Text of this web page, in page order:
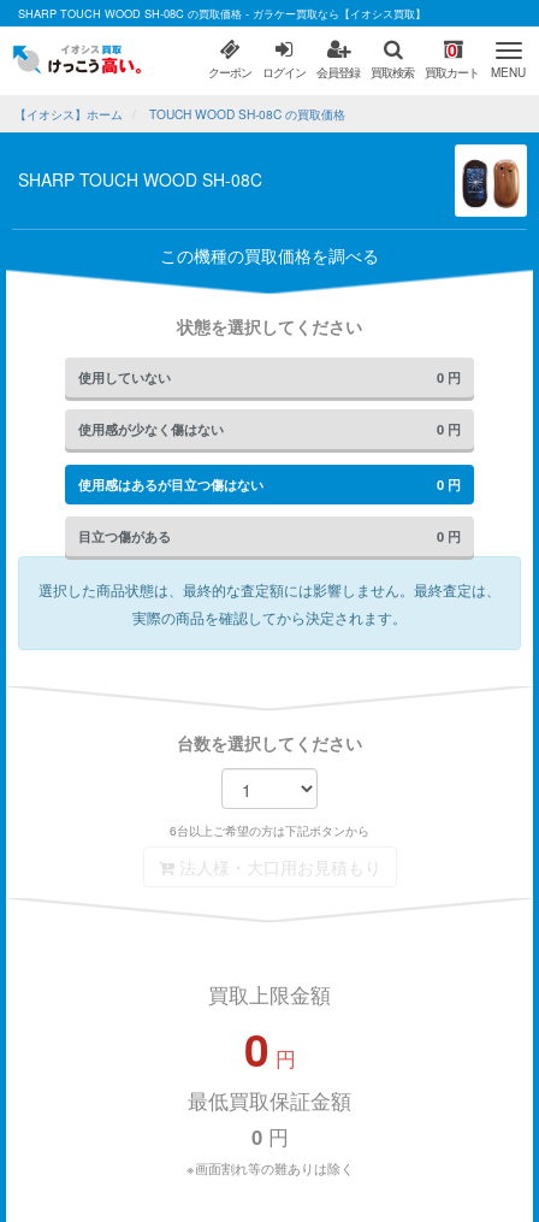
SHARP TOUCH WOOD SH-08C の買取価格 - ガラケー買取なら【イオシス買取】
クーポン ログイン 会員登録 買取検索
0
買取カート MENU
【イオシス】ホーム TOUCH WOOD SH-08C の買取価格
SHARP TOUCH WOOD SH-08C
この機種の買取価格を調べる
状態を選択してください
使用していない 0 円
使用感が少なく傷はない 0 円
使用感はあるが目立つ傷はない 0 円
目立つ傷がある 0 円
選択した商品状態は、最終的な査定額には影響しません。 最終査定は、
実際の商品を確認してから決定されます。
台数を選択してください
6台以上ご希望の方は下記ボタンから
法人様・大口用お見積もり
買取上限金額
0 円
最低買取保証金額
0円
※画面割れ等の難ありは除く